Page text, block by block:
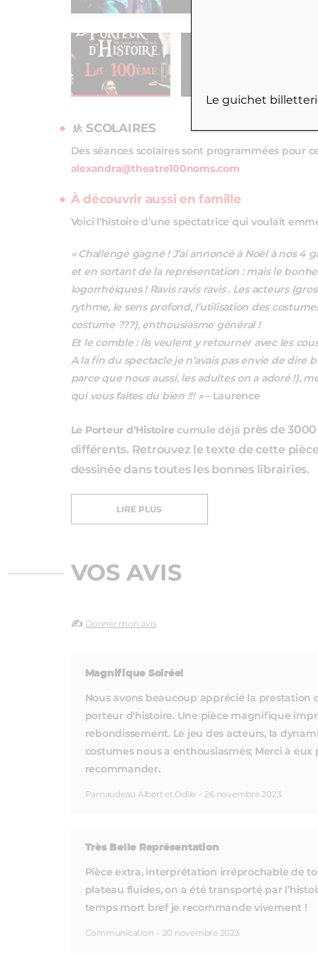
🚸 SCOLAIRES
Des séances scolaires sont programmées pour
alexandra@theatre100noms.com
À découvrir aussi en famille
Voici l’histoire d’une spectatrice qui voulait
« Challenge gagné ! J’ai annoncé à Noël à nos
et en sortant de la représentation : mais le
logorrhéiques ! Ravis ravis ravis . Les acteurs
rythme, le sens profond, l’utilisation des
costume ???), enthousiasme général !
Et le comble : ils veulent y retourner avec les
A la fin du spectacle je n’avais pas envie de dire
parce que nous aussi, les adultes on a adoré !),
qui vous faites du bien !!! »– Laurence
Le Porteur d’Histoire cumule déjà près de
différents. Retrouvez le texte de cette
dessinée dans toutes les bonnes librairies.
LIRE PLUS
VOS AVIS
✍️ Donner mon avis
Magnifique Soirée!
Nous avons beaucoup apprécié la prestation
porteur d'histoire. Une pièce magnifique
rebondissement. Le jeu des acteurs, la
costumes nous a enthousiasmés; Merci à
recommander.
Parnaudeau Albert et Odile - 26 novembre 2023
Très Belle Représentation
Pièce extra, interprétation irréprochable de
plateau fluides, on a été transporté par
temps mort bref je recommande vivement !
Communication - 20 novembre 2023
Le guichet